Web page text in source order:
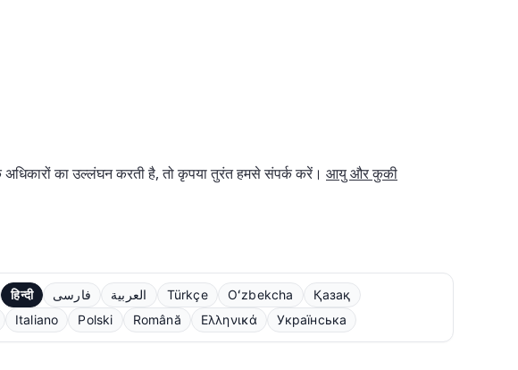
अधिकारों का उल्लंघन करती है, तो कृपया तुरंत हमसे संपर्क करें। आयु और कुकी
हिन्दी فارسی العربية Türkçe Oʻzbekcha
Қазақ
Italiano Polski Română Ελληνικά Українська